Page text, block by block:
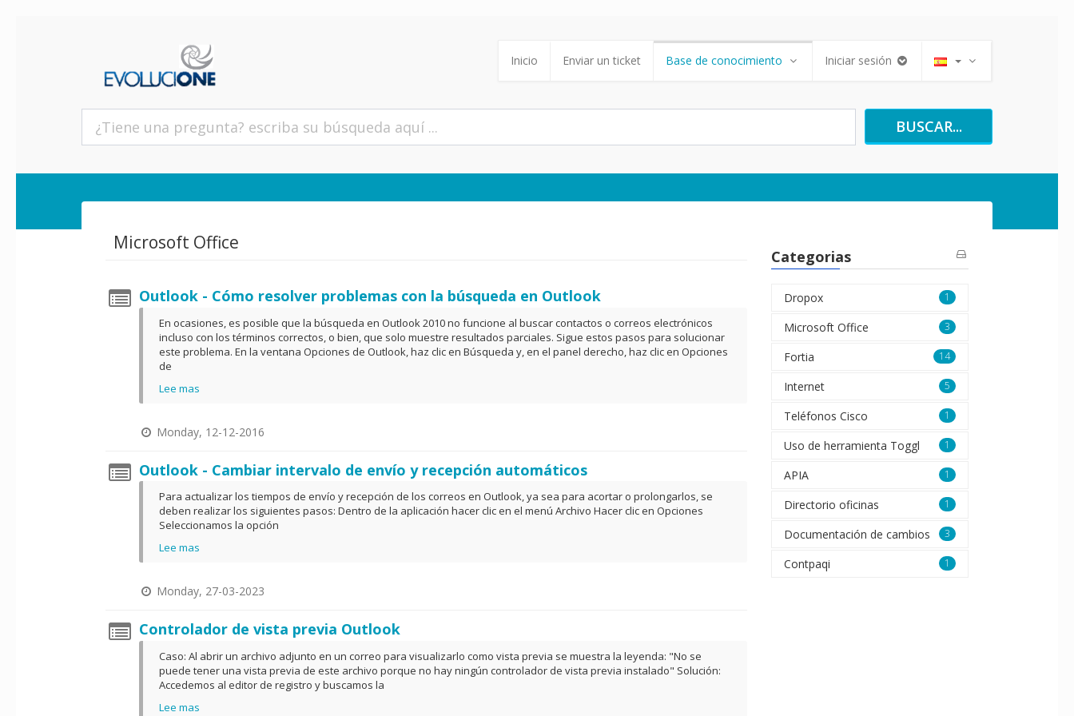
Inicio Enviar un ticket Base de conocimiento Iniciar sesión
BUSCAR...
Microsoft Office
Outlook - Cómo resolver problemas con la búsqueda en Outlook
En ocasiones, es posible que la búsqueda en Outlook 2010 no funcione al buscar contactos o correos electrónicos
incluso con los términos correctos, o bien, que solo muestre resultados parciales. Sigue estos pasos para solucionar
este problema. En la ventana Opciones de Outlook, haz clic en Búsqueda y, en el panel derecho, haz clic en Opciones
de
Lee mas
Monday, 12-12-2016
Outlook - Cambiar intervalo de envío y recepción automáticos
Para actualizar los tiempos de envío y recepción de los correos en Outlook, ya sea para acortar o prolongarlos, se
deben realizar los siguientes pasos: Dentro de la aplicación hacer clic en el menú Archivo Hacer clic en Opciones
Seleccionamos la opción
Lee mas
Monday, 27-03-2023
Controlador de vista previa Outlook
Caso: Al abrir un archivo adjunto en un correo para visualizarlo como vista previa se muestra la leyenda: "No se
puede tener una vista previa de este archivo porque no hay ningún controlador de vista previa instalado" Solución:
Accedemos al editor de registro y buscamos la
Lee mas
Categorias
1
Dropox
3
Microsoft Office
14
Fortia
5
Internet
1
Teléfonos Cisco
1
Uso de herramienta Toggl
1
APIA
1
Directorio oficinas
3
Documentación de cambios
1
Contpaqi